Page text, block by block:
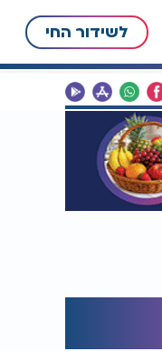
לשידור החי